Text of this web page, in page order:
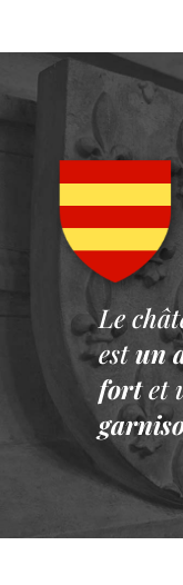
Le
est un
fort et